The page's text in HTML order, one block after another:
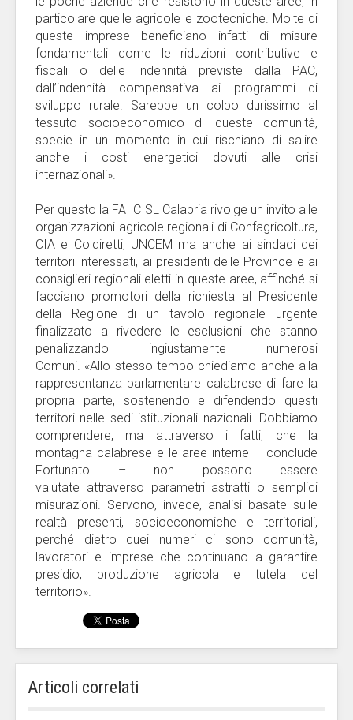
particolare quelle agricole e zootecniche. Molte di
queste imprese beneficiano infatti di misure
fondamentali come le riduzioni contributive e
fiscali o delle indennità previste dalla PAC,
dall’indennità compensativa ai programmi di
sviluppo rurale. Sarebbe un colpo durissimo al
tessuto socioeconomico di queste comunità,
specie in un momento in cui rischiano di salire
anche i costi energetici dovuti alle crisi
internazionali».
Per questo la FAI CISL Calabria rivolge un invito alle
organizzazioni agricole regionali di Confagricoltura,
CIA e Coldiretti, UNCEM ma anche ai sindaci dei
territori interessati, ai presidenti delle Province e ai
consiglieri regionali eletti in queste aree, affinché si
facciano promotori della richiesta al Presidente
della Regione di un tavolo regionale urgente
finalizzato a rivedere le esclusioni che stanno
penalizzando ingiustamente numerosi
Comuni. «Allo stesso tempo chiediamo anche alla
rappresentanza parlamentare calabrese di fare la
propria parte, sostenendo e difendendo questi
territori nelle sedi istituzionali nazionali. Dobbiamo
comprendere, ma attraverso i fatti, che la
montagna calabrese e le aree interne – conclude
Fortunato – non possono essere
valutate attraverso parametri astratti o semplici
misurazioni. Servono, invece, analisi basate sulle
realtà presenti, socioeconomiche e territoriali,
perché dietro quei numeri ci sono comunità,
lavoratori e imprese che continuano a garantire
presidio, produzione agricola e tutela del
territorio».
Articoli correlati